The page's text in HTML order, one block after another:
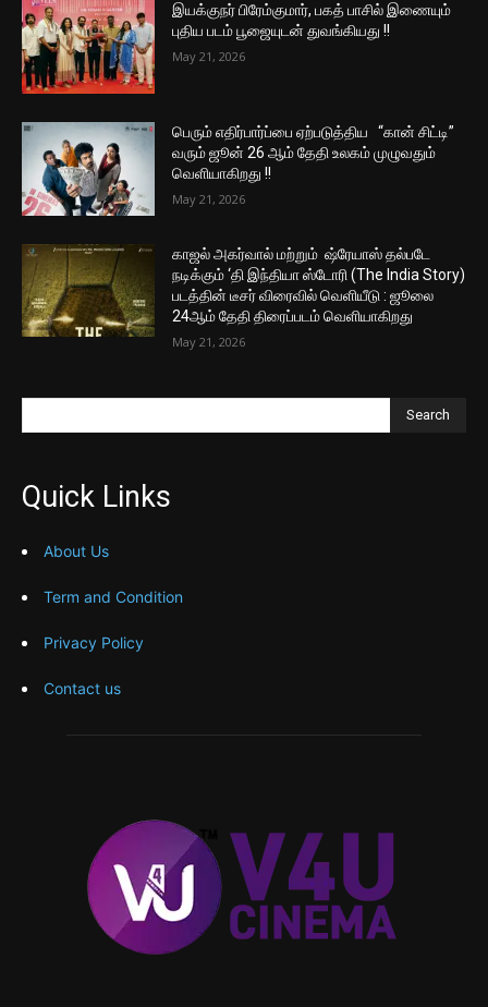
இயக்குநர் பிரேம்குமார், பகத் பாசில் இணையும்
புதிய படம் பூஜையுடன் துவங்கியது !!
May 21, 2026
பெரும் எதிர்பார்ப்பை ஏற்படுத்திய “கான் சிட்டி”
வரும் ஜூன் 26 ஆம் தேதி உலகம் முழுவதும்
வெளியாகிறது !!
May 21, 2026
காஜல் அகர்வால் மற்றும் ஷ்ரேயாஸ் தல்படே
நடிக்கும் ‘தி இந்தியா ஸ்டோரி (The India Story)
படத்தின் டீசர் விரைவில் வெளியீடு : ஜூலை
24ஆம் தேதி திரைப்படம் வெளியாகிறது
May 21, 2026
Search
Quick Links
About Us
Term and Condition
Privacy Policy
Contact us